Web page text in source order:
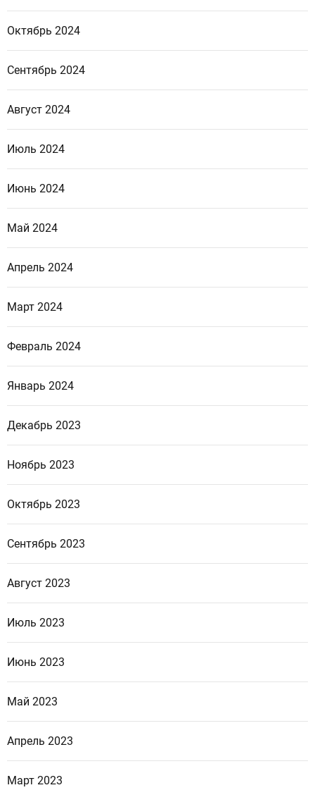
Октябрь 2024
Сентябрь 2024
Август 2024
Июль 2024
Июнь 2024
Май 2024
Апрель 2024
Март 2024
Февраль 2024
Январь 2024
Декабрь 2023
Ноябрь 2023
Октябрь 2023
Сентябрь 2023
Август 2023
Июль 2023
Июнь 2023
Май 2023
Апрель 2023
Март 2023